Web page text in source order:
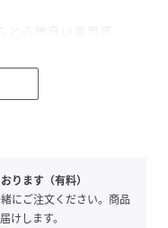
と心地良い着用感。
たい
ります（有料）
にご注文ください。商品
けします。